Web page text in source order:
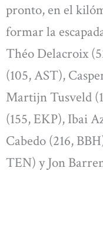
pronto, en el
formar la
Théo Delacroix
(105, AST),
Martijn Tusveld
(155, EKP), Ibai
Cabedo (216,
TEN) y Jon